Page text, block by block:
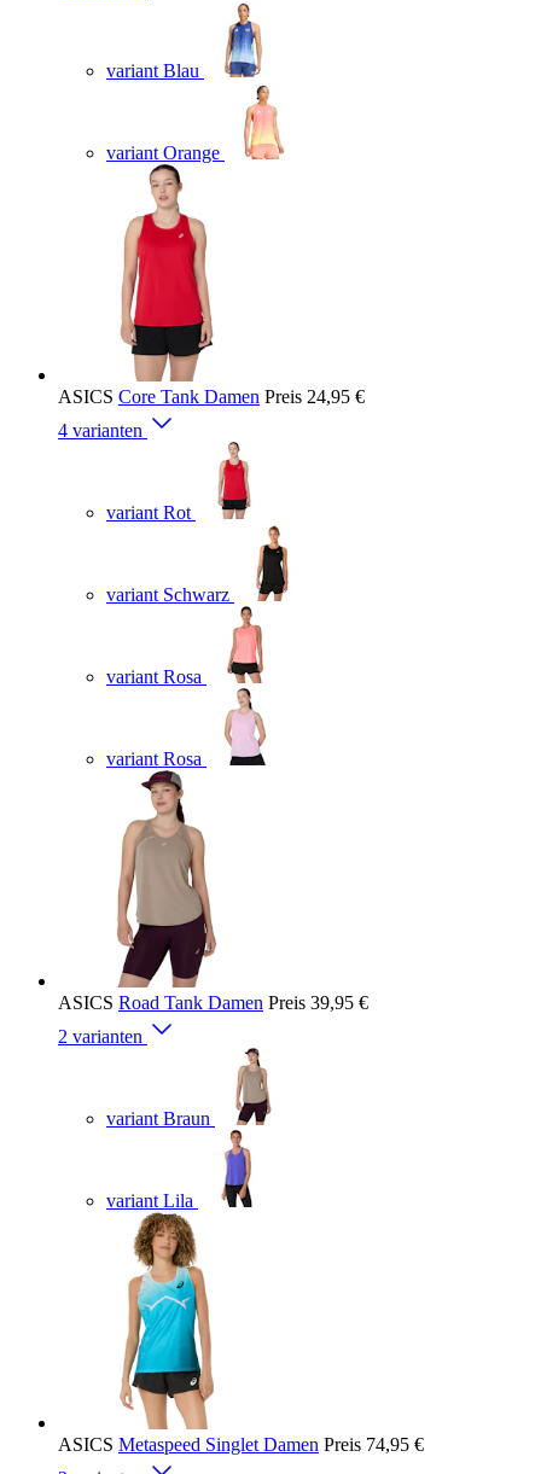
variant Blau
variant Orange
ASICS Core Tank Damen Preis 24,95 €
4 varianten
variant Rot
variant Schwarz
variant Rosa
variant Rosa
ASICS Road Tank Damen Preis 39,95 €
2 varianten
variant Braun
variant Lila
ASICS Metaspeed Singlet Damen Preis 74,95 €